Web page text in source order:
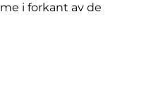
i forkant av de